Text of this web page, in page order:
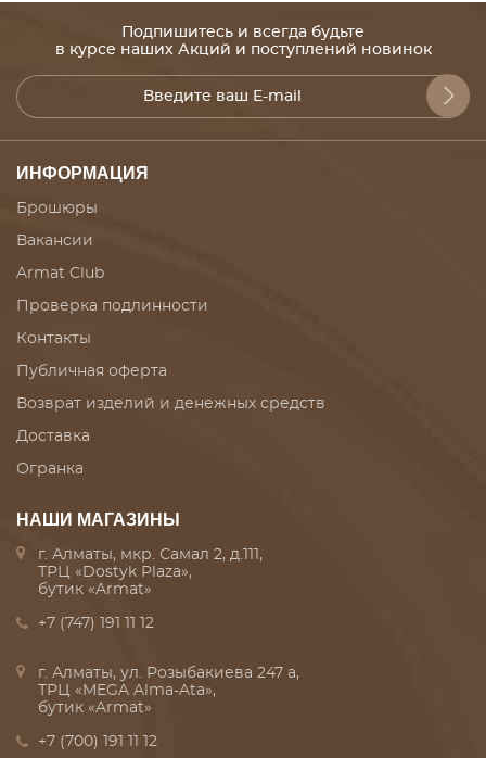
Подпишитесь и всегда будьте
в курсе наших Акций и поступлений новинок
ИНФОРМАЦИЯ
Брошюры
Вакансии
Armat Club
Проверка подлинности
Контакты
Публичная оферта
Возврат изделий и денежных средств
Доставка
Огранка
НАШИ МАГАЗИНЫ
г. Алматы, мкр. Самал 2, д.111,
ТРЦ «Dostyk Plaza»,
бутик «Armat»
+7 (747) 191 11 12
г. Алматы, ул. Розыбакиева 247 а,
ТРЦ «MEGA Alma-Ata»,
бутик «Armat»
+7 (700) 191 11 12